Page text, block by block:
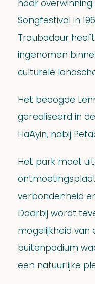
haar overwinning
Songfestival in
Troubadour
ingenomen
culturele
Het beoogde
gerealiseerd in
HaAyin, nabij
Het park moet
verbondenheid
Daarbij wordt
mogelijkheid van
buitenpodium
een natuurlijke